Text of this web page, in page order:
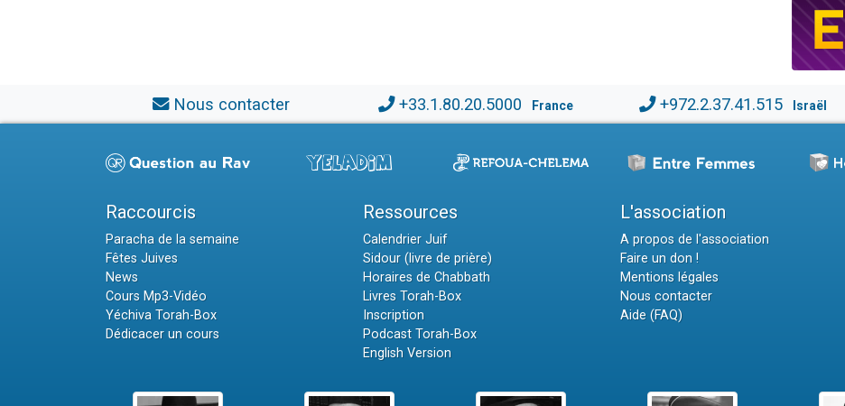
Nous contacter +33.1.80.20.5000 France +972.2.37.41.515 Israël
Raccourcis
Paracha de la semaine
Fêtes Juives
News
Cours Mp3-Vidéo
Yéchiva Torah-Box
Dédicacer un cours
Ressources
Calendrier Juif
Sidour (livre de prière)
Horaires de Chabbath
Livres Torah-Box
Inscription
Podcast Torah-Box
English Version
L'association
A propos de l'association
Faire un don !
Mentions légales
Nous contacter
Aide (FAQ)